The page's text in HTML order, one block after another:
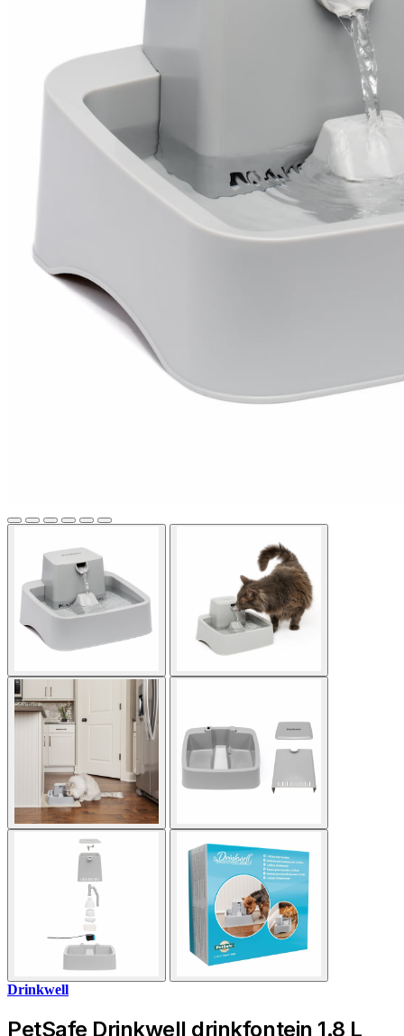
Drinkwell
PetSafe Drinkwell drinkfontein 1.8 L